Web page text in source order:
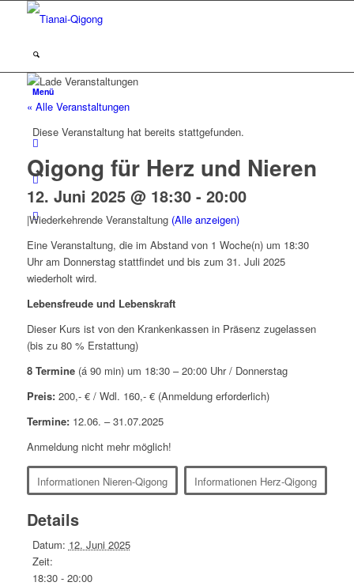
Menü
« Alle Veranstaltungen
Diese Veranstaltung hat bereits stattgefunden.
Qigong für Herz und Nieren
12. Juni 2025 @ 18:30- 20:00
|Wiederkehrende Veranstaltung (Alle anzeigen)
Eine Veranstaltung, die im Abstand von 1 Woche(n) um 18:30
Uhr am Donnerstag stattfindet und bis zum 31. Juli 2025
wiederholt wird.
Lebensfreude und Lebenskraft
Dieser Kurs ist von den Krankenkassen in Präsenz zugelassen
(bis zu 80 % Erstattung)
8 Termine(á 90 min) um 18:30 – 20:00 Uhr / Donnerstag
Preis:200,- € / Wdl. 160,- € (Anmeldung erforderlich)
Termine:12.06. – 31.07.2025
Anmeldung nicht mehr möglich!
Informationen Nieren-Qigong Informationen Herz-Qigong
Details
Datum: 12. Juni 2025
Zeit:
18:30 - 20:00